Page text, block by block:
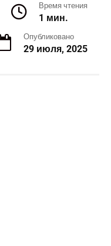
Время чтения
1 мин.
Опубликовано
29 июля, 2025